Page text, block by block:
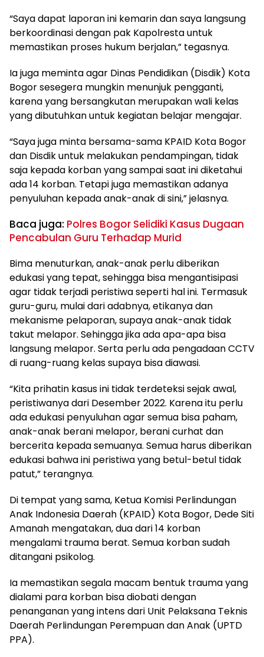
“Saya dapat laporan ini kemarin dan saya langsung
berkoordinasi dengan pak Kapolresta untuk
memastikan proses hukum berjalan,” tegasnya.
Ia juga meminta agar Dinas Pendidikan (Disdik) Kota
Bogor sesegera mungkin menunjuk pengganti,
karena yang bersangkutan merupakan wali kelas
yang dibutuhkan untuk kegiatan belajar mengajar.
“Saya juga minta bersama-sama KPAID Kota Bogor
dan Disdik untuk melakukan pendampingan, tidak
saja kepada korban yang sampai saat ini diketahui
ada 14 korban. Tetapi juga memastikan adanya
penyuluhan kepada anak-anak di sini,” jelasnya.
Baca juga: Polres Bogor Selidiki Kasus Dugaan
Pencabulan Guru Terhadap Murid
Bima menuturkan, anak-anak perlu diberikan
edukasi yang tepat, sehingga bisa mengantisipasi
agar tidak terjadi peristiwa seperti hal ini. Termasuk
guru-guru, mulai dari adabnya, etikanya dan
mekanisme pelaporan, supaya anak-anak tidak
takut melapor. Sehingga jika ada apa-apa bisa
langsung melapor. Serta perlu ada pengadaan CCTV
di ruang-ruang kelas supaya bisa diawasi.
“Kita prihatin kasus ini tidak terdeteksi sejak awal,
peristiwanya dari Desember 2022. Karena itu perlu
ada edukasi penyuluhan agar semua bisa paham,
anak-anak berani melapor, berani curhat dan
bercerita kepada semuanya. Semua harus diberikan
edukasi bahwa ini peristiwa yang betul-betul tidak
patut,” terangnya.
Di tempat yang sama, Ketua Komisi Perlindungan
Anak Indonesia Daerah (KPAID) Kota Bogor, Dede Siti
Amanah mengatakan, dua dari 14 korban
mengalami trauma berat. Semua korban sudah
ditangani psikolog.
Ia memastikan segala macam bentuk trauma yang
dialami para korban bisa diobati dengan
penanganan yang intens dari Unit Pelaksana Teknis
Daerah Perlindungan Perempuan dan Anak (UPTD
PPA).